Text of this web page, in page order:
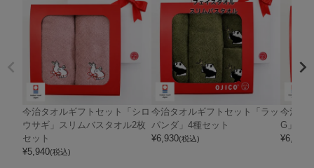
今治タオルギフトセット「シロ
ウサギ」スリムバスタオル2枚
セット
¥5,940(税込)
今治タオルギフトセット「ラッ
パンダ」4種セット
¥6,930(税込)
今治タ
G」4種
¥6,930